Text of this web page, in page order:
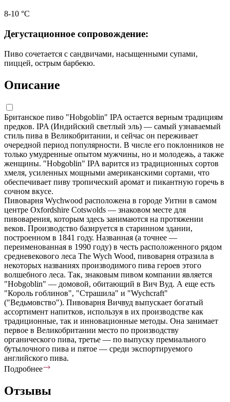
8-10 °C
Дегустационное сопровождение:
Пиво сочетается с сандвичами, насыщенными супами,
пиццей, острым барбекю.
Описание
Британское пиво "Hobgoblin" IPA остается верным традициям
предков. IPA (Индийский светлый эль) — самый узнаваемый
стиль пива в Великобритании, и сейчас он переживает
очередной период популярности. В числе его поклонников не
только умудренные опытом мужчины, но и молодежь, а также
женщины. "Hobgoblin" IPA варится из традиционных сортов
хмеля, усиленных мощными американскими сортами, что
обеспечивает пиву тропический аромат и пикантную горечь в
сочном вкусе.
Пивоварня Wychwood расположена в городе Уитни в самом
центре Oxfordshire Cotswolds — знаковом месте для
пивоварения, которым здесь занимаются на протяжении
веков. Производство базируется в старинном здании,
построенном в 1841 году. Названная (а точнее —
переименованная в 1990 году) в честь расположенного рядом
средневекового леса The Wych Wood, пивоварня отразила в
некоторых названиях производимого пива героев этого
волшебного леса. Так, знаковым пивом компании является
"Hobgoblin" — домовой, обитающий в Вич Вуд. А еще есть
"Король гоблинов", "Страшила" и "Wychcraft"
("Ведьмовство"). Пивоварня Вичвуд выпускает богатый
ассортимент напитков, используя в их производстве как
традиционные, так и инновационные методы. Она занимает
первое в Великобритании место по производству
органического пива, третье — по выпуску премиального
бутылочного пива и пятое — среди экспортируемого
английского пива.
Подробнее
Отзывы